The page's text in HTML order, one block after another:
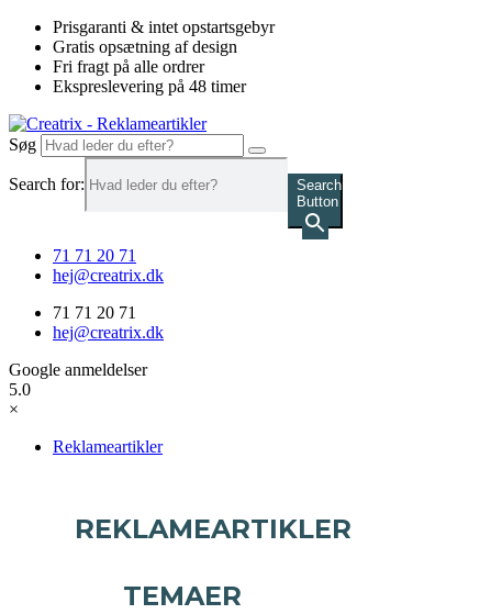
Videre
indhold
Prisgaranti & intet opstartsgebyr
Gratis opsætning af design
Fri fragt på alle ordrer
Ekspreslevering på 48 timer
Søg
Search for:
Search
Button
71 71 20 71
hej@creatrix.dk
71 71 20 71
hej@creatrix.dk
Google anmeldelser
5.0
×
Reklameartikler
REKLAMEARTIKLER
TEMAER